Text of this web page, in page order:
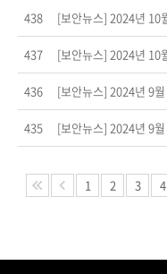
438 [보안뉴스] 2024년 10
437 [보안뉴스] 2024년 10
436 [보안뉴스] 2024년 9
435 [보안뉴스] 2024년 9
1 2 3 4